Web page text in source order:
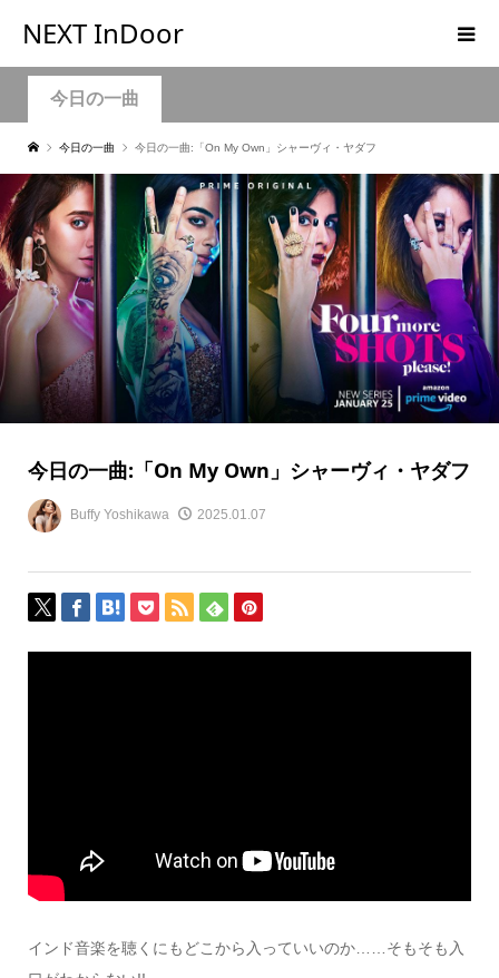
NEXT InDoor
今日の一曲
今日の一曲 今日の一曲:「On My Own」シャーヴィ・ヤダフ
今日の一曲:「On My Own」シャーヴィ・ヤダフ
Buffy Yoshikawa 2025.01.07
インド音楽を聴くにもどこから入っていいのか……そもそも入